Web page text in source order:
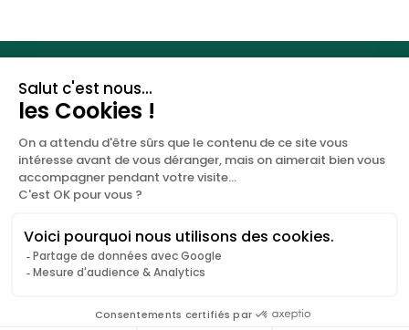
Les clés de votre santé
sexuelle.
DOCTICAL
A propos
Blog
NOUS CONTACTER
+33 (0)9 67 81 94 50
contact@doctical.com